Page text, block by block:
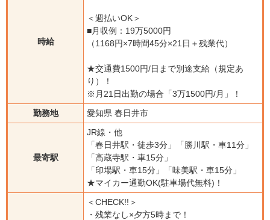
時給
＜週払いOK＞
■月収例：19万5000円
（1168円×7時間45分×21日＋残業代）
★交通費1500円/日まで別途支給（規定あ
り）！
※月21日出勤の場合「3万1500円/月」！
勤務地
愛知県 春日井市
最寄駅
JR線・他
「春日井駅・徒歩3分」「勝川駅・車11分」
「高蔵寺駅・車15分」
「印場駅・車15分」「味美駅・車15分」
★マイカー通勤OK(駐車場代無料)！
＜CHECK!!＞
・残業なし×夕方5時まで！